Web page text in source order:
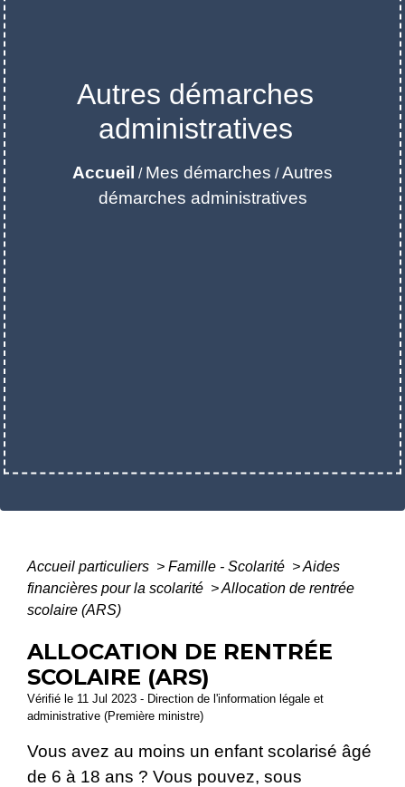
Autres démarches
administratives
Accueil / Mes démarches /Autres
démarches administratives
Accueil particuliers > Famille - Scolarité >Aides
financières pour la scolarité >Allocation de rentrée
scolaire (ARS)
ALLOCATION DE RENTRÉE
SCOLAIRE (ARS)
Vérifié le 11 Jul 2023 - Direction de l'information légale et
administrative (Première ministre)
Vous avez au moins un enfant scolarisé âgé
de 6 à 18 ans ? Vous pouvez, sous